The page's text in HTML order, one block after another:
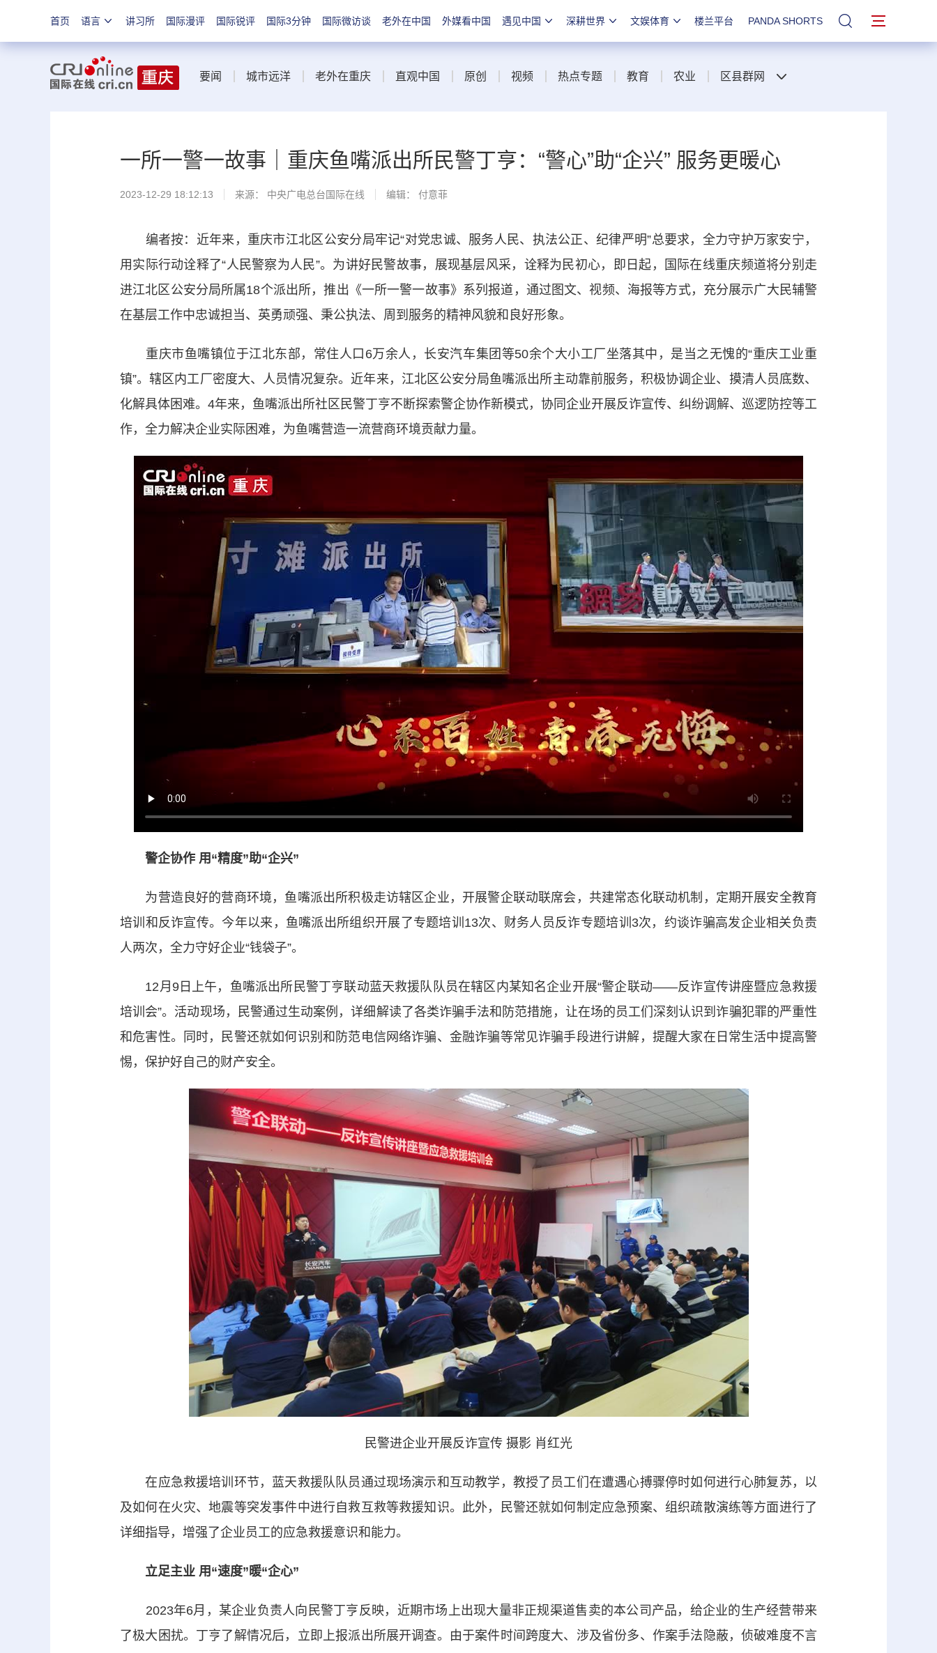
首页 语言 讲习所 国际漫评 国际锐评 国际3分钟 国际微访谈 老外在中国 外媒看中国 遇见中国 深耕世界 文娱体育 楼兰平台 PANDA SHORTS 站内搜索
要闻 城市远洋 老外在重庆 直观中国 原创 视频 热点专题 教育 农业 区县群网
一所一警一故事｜重庆鱼嘴派出所民警丁亨：“警心”助“企兴” 服务更暖心
2023-12-29 18:12:13 来源： 中央广电总台国际在线 编辑： 付意菲
编者按：近年来，重庆市江北区公安分局牢记“对党忠诚、服务人民、执法公正、纪律严明”总要求，全力守护万家安宁，
用实际行动诠释了“人民警察为人民”。为讲好民警故事，展现基层风采，诠释为民初心，即日起，国际在线重庆频道将分别走
进江北区公安分局所属18个派出所，推出《一所一警一故事》系列报道，通过图文、视频、海报等方式，充分展示广大民辅警
在基层工作中忠诚担当、英勇顽强、秉公执法、周到服务的精神风貌和良好形象。
重庆市鱼嘴镇位于江北东部，常住人口6万余人，长安汽车集团等50余个大小工厂坐落其中，是当之无愧的“重庆工业重
镇”。辖区内工厂密度大、人员情况复杂。近年来，江北区公安分局鱼嘴派出所主动靠前服务，积极协调企业、摸清人员底数、
化解具体困难。4年来，鱼嘴派出所社区民警丁亨不断探索警企协作新模式，协同企业开展反诈宣传、纠纷调解、巡逻防控等工
作，全力解决企业实际困难，为鱼嘴营造一流营商环境贡献力量。
警企协作 用“精度”助“企兴”
为营造良好的营商环境，鱼嘴派出所积极走访辖区企业，开展警企联动联席会，共建常态化联动机制，定期开展安全教育
培训和反诈宣传。今年以来，鱼嘴派出所组织开展了专题培训13次、财务人员反诈专题培训3次，约谈诈骗高发企业相关负责
人两次，全力守好企业“钱袋子”。
12月9日上午，鱼嘴派出所民警丁亨联动蓝天救援队队员在辖区内某知名企业开展“警企联动——反诈宣传讲座暨应急救援
培训会”。活动现场，民警通过生动案例，详细解读了各类诈骗手法和防范措施，让在场的员工们深刻认识到诈骗犯罪的严重性
和危害性。同时，民警还就如何识别和防范电信网络诈骗、金融诈骗等常见诈骗手段进行讲解，提醒大家在日常生活中提高警
惕，保护好自己的财产安全。
民警进企业开展反诈宣传 摄影 肖红光
在应急救援培训环节，蓝天救援队队员通过现场演示和互动教学，教授了员工们在遭遇心搏骤停时如何进行心肺复苏，以
及如何在火灾、地震等突发事件中进行自救互救等救援知识。此外，民警还就如何制定应急预案、组织疏散演练等方面进行了
详细指导，增强了企业员工的应急救援意识和能力。
立足主业 用“速度”暖“企心”
2023年6月，某企业负责人向民警丁亨反映，近期市场上出现大量非正规渠道售卖的本公司产品，给企业的生产经营带来
了极大困扰。丁亨了解情况后，立即上报派出所展开调查。由于案件时间跨度大、涉及省份多、作案手法隐蔽，侦破难度不言